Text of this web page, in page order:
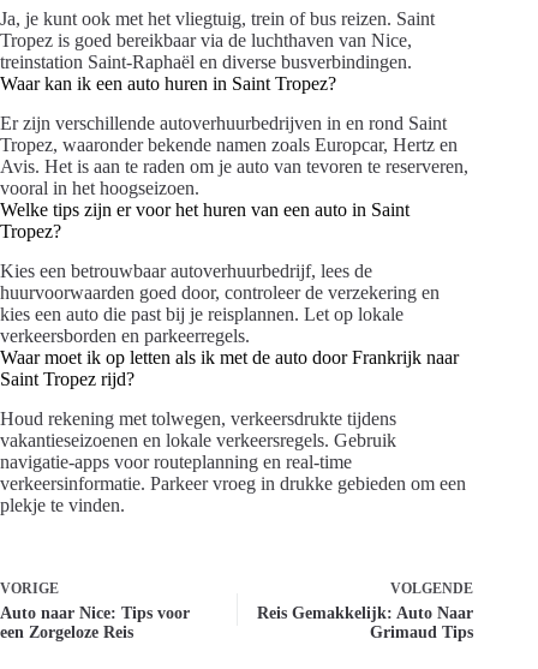
Ja, je kunt ook met het vliegtuig, trein of bus reizen. Saint
Tropez is goed bereikbaar via de luchthaven van Nice,
treinstation Saint-Raphaël en diverse busverbindingen.
Waar kan ik een auto huren in Saint Tropez?
Er zijn verschillende autoverhuurbedrijven in en rond Saint
Tropez, waaronder bekende namen zoals Europcar, Hertz en
Avis. Het is aan te raden om je auto van tevoren te reserveren,
vooral in het hoogseizoen.
Welke tips zijn er voor het huren van een auto in Saint
Tropez?
Kies een betrouwbaar autoverhuurbedrijf, lees de
huurvoorwaarden goed door, controleer de verzekering en
kies een auto die past bij je reisplannen. Let op lokale
verkeersborden en parkeerregels.
Waar moet ik op letten als ik met de auto door Frankrijk naar
Saint Tropez rijd?
Houd rekening met tolwegen, verkeersdrukte tijdens
vakantieseizoenen en lokale verkeersregels. Gebruik
navigatie-apps voor routeplanning en real-time
verkeersinformatie. Parkeer vroeg in drukke gebieden om een
plekje te vinden.
VORIGE
Auto naar Nice: Tips voor
een Zorgeloze Reis
VOLGENDE
Reis Gemakkelijk: Auto Naar
Grimaud Tips